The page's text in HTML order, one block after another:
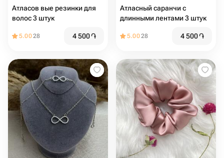
Атласов вые резинки для
волос 3 штук
5.0028 4 500֏
Атласный саранчи с
длинными лентами 3 штук
5.0028 4 500֏